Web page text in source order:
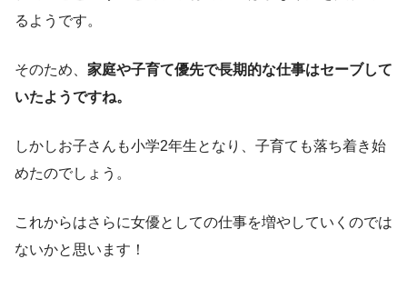
るようです。
そのため、 家庭や子育て優先で長期的な仕事はセーブして
いたようですね。
しかしお子さんも小学2年生となり、子育ても落ち着き始
めたのでしょう。
これからはさらに女優としての仕事を増やしていくのでは
ないかと思います！